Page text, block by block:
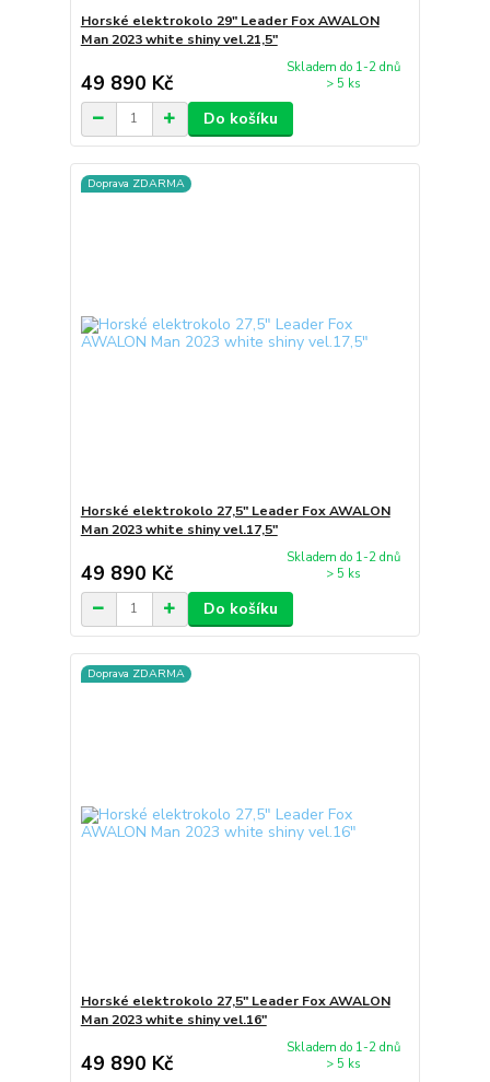
Horské elektrokolo 29" Leader Fox AWALON
Man 2023 white shiny vel.21,5"
49 890 Kč
Skladem do 1-2 dnů
> 5 ks
Do košíku
Doprava ZDARMA
Horské elektrokolo 27,5" Leader Fox AWALON
Man 2023 white shiny vel.17,5"
49 890 Kč
Skladem do 1-2 dnů
> 5 ks
Do košíku
Doprava ZDARMA
Horské elektrokolo 27,5" Leader Fox AWALON
Man 2023 white shiny vel.16"
49 890 Kč
Skladem do 1-2 dnů
> 5 ks